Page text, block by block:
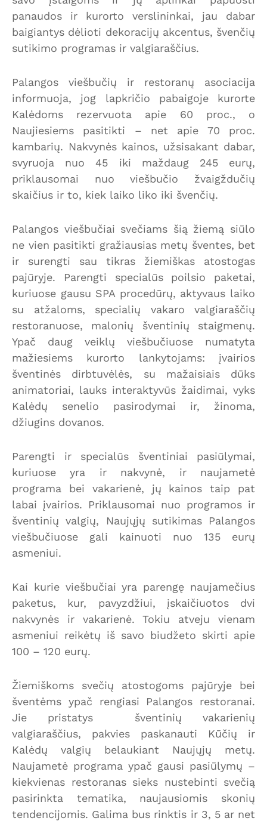
panaudos ir kurorto verslininkai, jau dabar
baigiantys dėlioti dekoracijų akcentus, švenčių
sutikimo programas ir valgiaraščius.
Palangos viešbučių ir restoranų asociacija
informuoja, jog lapkričio pabaigoje kurorte
Kalėdoms rezervuota apie 60 proc., o
Naujiesiems pasitikti – net apie 70 proc.
kambarių. Nakvynės kainos, užsisakant dabar,
svyruoja nuo 45 iki maždaug 245 eurų,
priklausomai nuo viešbučio žvaigždučių
skaičius ir to, kiek laiko liko iki švenčių.
Palangos viešbučiai svečiams šią žiemą siūlo
ne vien pasitikti gražiausias metų šventes, bet
ir surengti sau tikras žiemiškas atostogas
pajūryje. Parengti specialūs poilsio paketai,
kuriuose gausu SPA procedūrų, aktyvaus laiko
su atžaloms, specialių vakaro valgiaraščių
restoranuose, malonių šventinių staigmenų.
Ypač daug veiklų viešbučiuose numatyta
mažiesiems kurorto lankytojams: įvairios
šventinės dirbtuvėlės, su mažaisiais dūks
animatoriai, lauks interaktyvūs žaidimai, vyks
Kalėdų senelio pasirodymai ir, žinoma,
džiugins dovanos.
Parengti ir specialūs šventiniai pasiūlymai,
kuriuose yra ir nakvynė, ir naujametė
programa bei vakarienė, jų kainos taip pat
labai įvairios. Priklausomai nuo programos ir
šventinių valgių, Naujųjų sutikimas Palangos
viešbučiuose gali kainuoti nuo 135 eurų
asmeniui.
Kai kurie viešbučiai yra parengę naujamečius
paketus, kur, pavyzdžiui, įskaičiuotos dvi
nakvynės ir vakarienė. Tokiu atveju vienam
asmeniui reikėtų iš savo biudžeto skirti apie
100 – 120 eurų.
Žiemiškoms svečių atostogoms pajūryje bei
šventėms ypač rengiasi Palangos restoranai.
Jie pristatys šventinių vakarienių
valgiaraščius, pakvies paskanauti Kūčių ir
Kalėdų valgių belaukiant Naujųjų metų.
Naujametė programa ypač gausi pasiūlymų –
kiekvienas restoranas sieks nustebinti svečią
pasirinkta tematika, naujausiomis skonių
tendencijomis. Galima bus rinktis ir 3, 5 ar net